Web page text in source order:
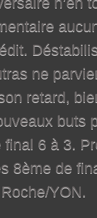
ne
retard,
buts
6 à 3.
8ème de
YON.